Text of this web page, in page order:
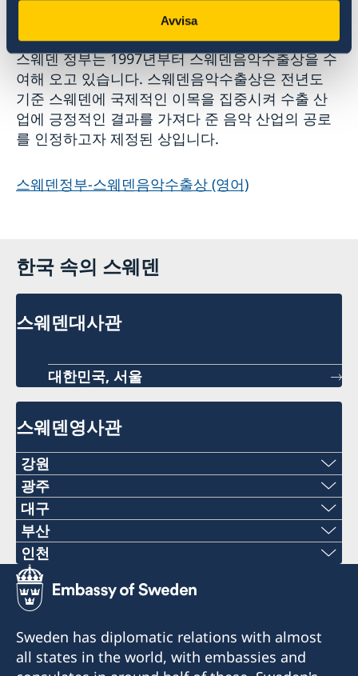
Avvisa
스웨덴 정부는 1997년부터 스웨덴음악수출상을 수
여해 오고 있습니다. 스웨덴음악수출상은 전년도
기준 스웨덴에 국제적인 이목을 집중시켜 수출 산
업에 긍정적인 결과를 가져다 준 음악 산업의 공로
를 인정하고자 제정된 상입니다.
스웨덴정부-스웨덴음악수출상 (영어)
한국 속의 스웨덴
스웨덴대사관
대한민국, 서울
스웨덴영사관
강원
전화
+82-2-22227120
이메일
consulateofsweden.hongcheon@gmail.com
팩스
+82-2-22227109
광주
전화
+82-062-520-2113
이메일
consulateofsweden.gwangju@gmail.com
광주광역시 북구 동문대로 50
(우편번호: 61200)
대구
전화
+82-53-5803688
이메일
consulateofsweden.daegu@gmail.com
대구광역시 달성군 다사읍 세천로3길 111
부산
전화
+82-51-7096203
consulateofsweden.busan@gmail.com
인천
전화
+82-2-7760015
이메일
Sweden has diplomatic relations with almost
all states in the world, with embassies and